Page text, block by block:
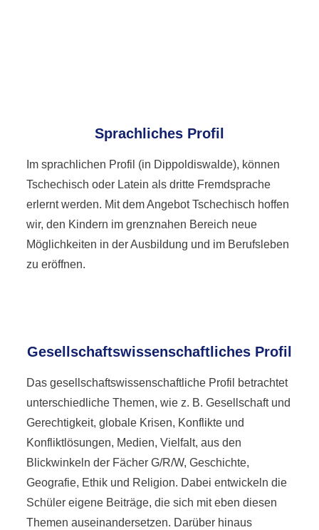
Sprachliches Profil
Im sprachlichen Profil (in Dippoldiswalde), können
Tschechisch oder Latein als dritte Fremdsprache
erlernt werden. Mit dem Angebot Tschechisch hoffen
wir, den Kindern im grenznahen Bereich neue
Möglichkeiten in der Ausbildung und im Berufsleben
zu eröffnen.
Gesellschaftswissenschaftliches Profil
Das gesellschaftswissenschaftliche Profil betrachtet
unterschiedliche Themen, wie z. B. Gesellschaft und
Gerechtigkeit, globale Krisen, Konflikte und
Konfliktlösungen, Medien, Vielfalt, aus den
Blickwinkeln der Fächer G/R/W, Geschichte,
Geografie, Ethik und Religion. Dabei entwickeln die
Schüler eigene Beiträge, die sich mit eben diesen
Themen auseinandersetzen. Darüber hinaus